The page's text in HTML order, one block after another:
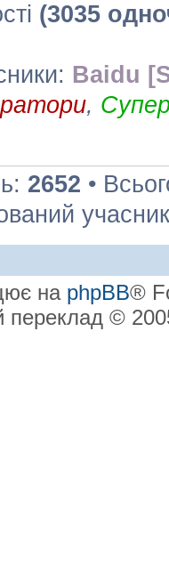
(3035
Baidu
,
2652 •
на phpBB®
переклад ©